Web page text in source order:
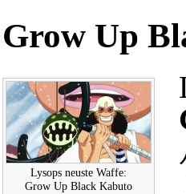
Grow Up
Lysops neuste Waffe:
Grow Up Black Kabuto